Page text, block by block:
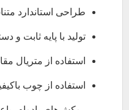
طراحی استاندارد
تولید با پایه ثابت و
استفاده از متریال
استفاده از چوب